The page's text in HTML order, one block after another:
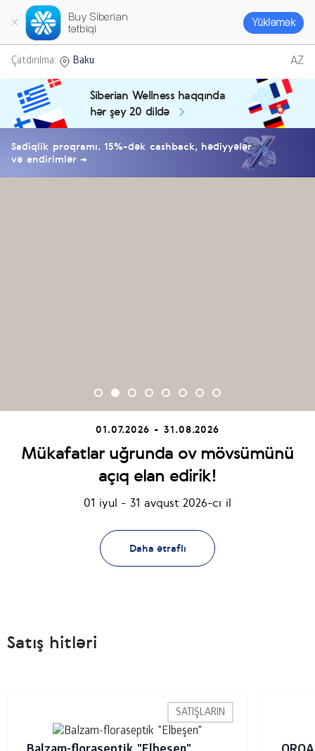
Buy Siberian
tətbiqi
Yükləmək
Çatdırılma: Baku AZ
Siberian Wellness haqqında
hər şey 20 dildə
Sadiqlik proqramı. 15%-dək cashback, hədiyyələr
və endirimlər →
01.07.2026 - 31.08.2026
Mükafatlar uğrunda ov mövsümünü
açıq elan edirik!
01 iyul - 31 avqust 2026-cı il
Daha ətraflı
Satış hitləri
SATIŞLARIN